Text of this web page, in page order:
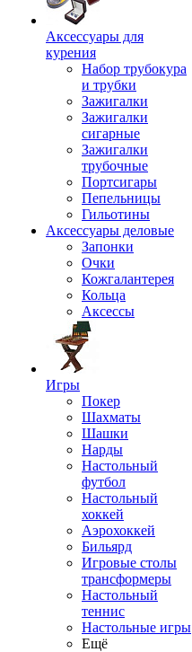
Аксессуары для
курения
Набор трубокура
и трубки
Зажигалки
Зажигалки
сигарные
Зажигалки
трубочные
Портсигары
Пепельницы
Гильотины
Аксессуары деловые
Запонки
Очки
Кожгалантерея
Кольца
Аксессы
Игры
Покер
Шахматы
Шашки
Нарды
Настольный
футбол
Настольный
хоккей
Аэрохоккей
Бильярд
Игровые столы
трансформеры
Настольный
теннис
Настольные игры
Ещё